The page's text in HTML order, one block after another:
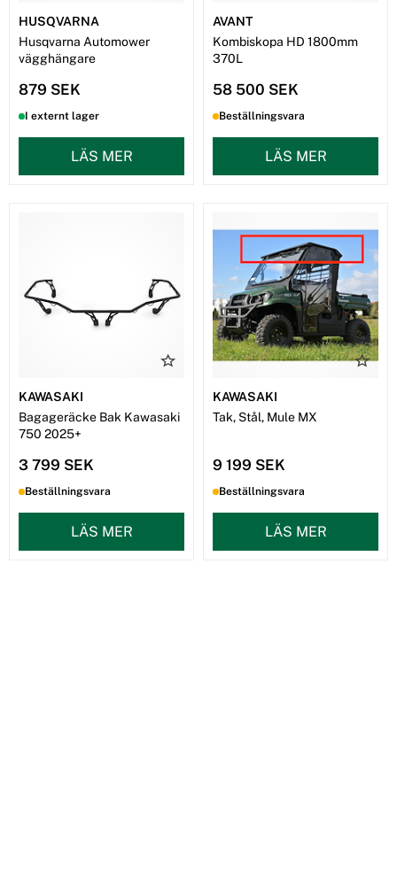
HUSQVARNA
Husqvarna Automower
vägghängare
879 SEK
I externt lager
LÄS MER
AVANT
Kombiskopa HD 1800mm
370L
58 500 SEK
Beställningsvara
LÄS MER
KAWASAKI
Bagageräcke Bak Kawasaki
750 2025+
3 799 SEK
Beställningsvara
LÄS MER
KAWASAKI
Tak, Stål, Mule MX
9 199 SEK
Beställningsvara
LÄS MER